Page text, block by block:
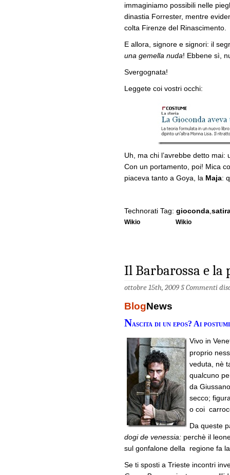
immaginiamo possibili nelle
dinastia Forrester, mentre
colta Firenze del Rinascimento.
E allora, signore e signori: il
una gemella nuda! Ebbene sì,
Svergognata!
Leggete coi vostri occhi:
Uh, ma chi l’avrebbe detto
Con un portamento, poi! Mica
piaceva tanto a Goya, la Maja:
Technorati Tag: gioconda
Wikio Wikio
Il Barbarossa e la
ottobre 15th, 2009 §Commenti
BlogNews
Nascita di un epos? Ai
Vivo in
proprio
veduta, nè
qualcuno
da
secco;
o coi
Da queste
dogi de venessia: perchè il
sul gonfalone della regione fa
Se ti sposti a Trieste incontri